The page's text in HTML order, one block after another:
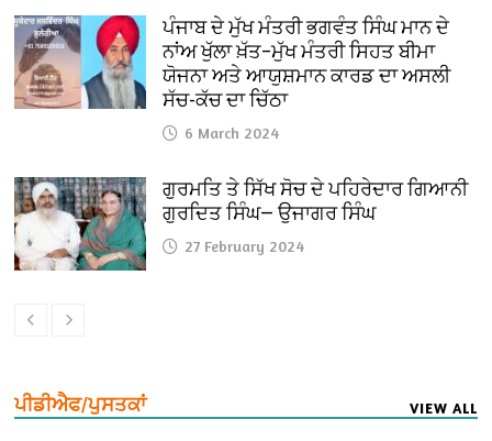
ਪੰਜਾਬ ਦੇ ਮੁੱਖ ਮੰਤਰੀ ਭਗਵੰਤ ਸਿੰਘ ਮਾਨ ਦੇ
ਨਾਂਅ ਖੁੱਲਾ ਖ਼ੱਤ–ਮੁੱਖ ਮੰਤਰੀ ਸਿਹਤ ਬੀਮਾ
ਯੋਜਨਾ ਅਤੇ ਆਯੁਸ਼ਮਾਨ ਕਾਰਡ ਦਾ ਅਸਲੀ
ਸੱਚ-ਕੱਚ ਦਾ ਚਿੱਠਾ
6 March 2024
ਗੁਰਮਤਿ ਤੇ ਸਿੱਖ ਸੋਚ ਦੇ ਪਹਿਰੇਦਾਰ ਗਿਆਨੀ
ਗੁਰਦਿਤ ਸਿੰਘ— ਉਜਾਗਰ ਸਿੰਘ
27 February 2024
ਪੀਡੀਐਫ/ਪੁਸਤਕਾਂ VIEW ALL